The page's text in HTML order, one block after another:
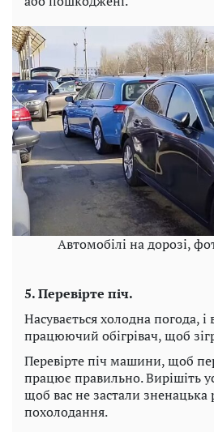
Автомобілі на дорозі,
5. Перевірте піч.
Насувається холодна погода,
працюючий обігрівач, щоб
Перевірте піч машини, щоб
працює правильно. Вирішіть
щоб вас не застали зненацька
похолодання.